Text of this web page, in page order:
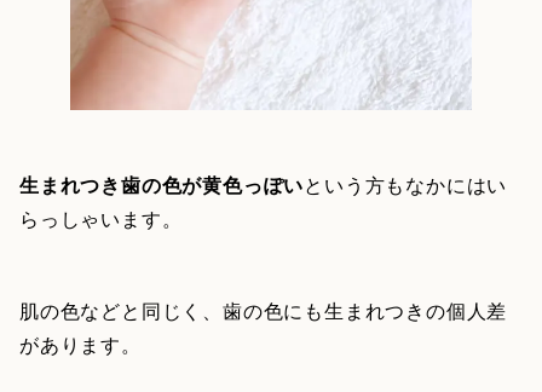
生まれつき歯の色が黄色っぽいという方もなかにはい
らっしゃいます。
肌の色などと同じく、歯の色にも生まれつきの個人差
があります。